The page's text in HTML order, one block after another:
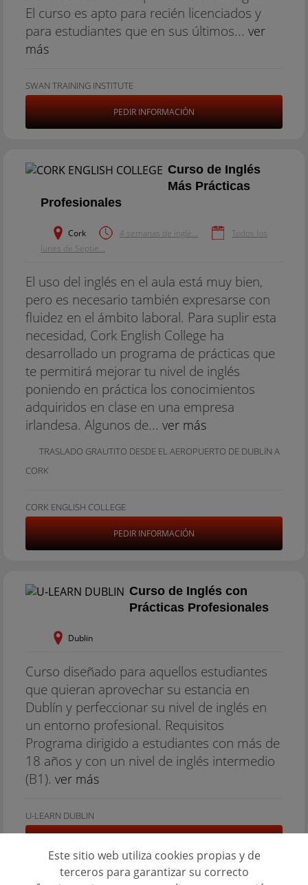
El curso es apto para recién licenciados y
para estudiantes que en sus últimos... ver
más
SWAN TRAINING INSTITUTE
PEDIR INFORMACIÓN
Curso de Inglés
Más Prácticas
Profesionales
Cork 4 semanas de inglé...
Todos los
lunes de Septie...
El uso del inglés en el aula está muy bien,
pero es necesario también expresarse con
fluidez en el ámbito laboral. Para suplir esta
necesidad, Cork English College ha
desarrollado un programa de prácticas que
te permitirá mejorar tu nivel de inglés
poniendo en práctica los conocimientos
adquiridos en clase en una empresa
irlandesa. Algunos de... ver más
TRASLADO GRAUTITO DESDE EL AEROPUERTO DE DUBLí­N A
CORK
CORK ENGLISH COLLEGE
PEDIR INFORMACIÓN
Curso de Inglés con
Prácticas Profesionales
Dublin
Curso diseñado para aquellos estudiantes
que quieran aprovechar su estancia en
Dublín y perfeccionar su nivel de inglés en
un entorno profesional. Requisitos
Programa dirigido a estudiantes con más de
18 años y con un nivel de inglés intermedio
(B1). ver más
U-LEARN DUBLIN
Este sitio web utiliza cookies propias y de
terceros para garantizar su correcto